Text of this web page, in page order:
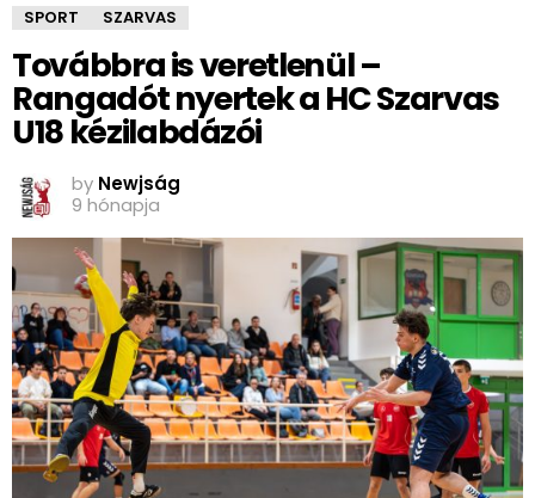
SPORT SZARVAS
Továbbra is veretlenül –
Rangadót nyertek a HC Szarvas
U18 kézilabdázói
by Newjság
9 hónapja